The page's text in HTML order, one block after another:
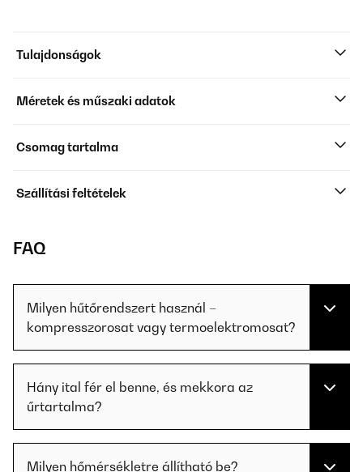
Tulajdonságok
Méretek és műszaki adatok
Csomag tartalma
Szállítási feltételek
FAQ
Milyen hűtőrendszert használ –
kompresszorosat vagy termoelektromosat?
Hány ital fér el benne, és mekkora az
űrtartalma?
Milyen hőmérsékletre állítható be?